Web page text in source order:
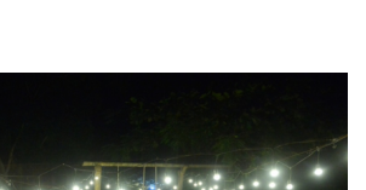
Câu chuyện thời sự